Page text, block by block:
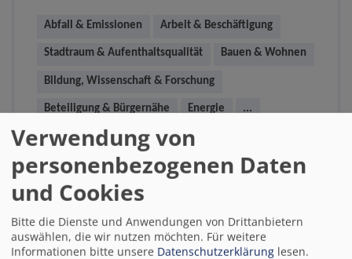
Abfall & Emissionen Arbeit & Beschäftigung
Stadtraum & Aufenthaltsqualität Bauen & Wohnen
Bildung, Wissenschaft & Forschung
Beteiligung & Bürgernähe Energie ...
Neuigkeiten Weiterlesen
Digitale Plattformen verändern
Verwendung von
personenbezogenen Daten
und Cookies
Bitte die Dienste und Anwendungen von Drittanbietern
auswählen, die wir nutzen möchten. Für weitere
Informationen bitte unsere Datenschutzerklärung lesen.